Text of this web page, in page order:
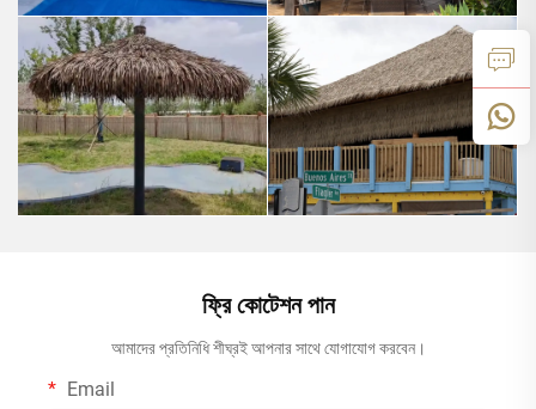
ফ্রি কোটেশন পান
আমাদের প্রতিনিধি শীঘ্রই আপনার সাথে যোগাযোগ করবেন।
Email